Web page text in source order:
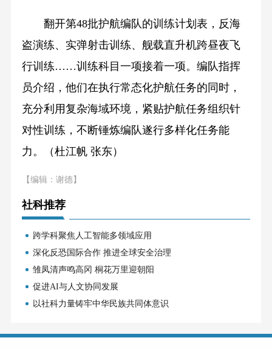
翻开第48批护航编队的训练计划表，反海
盗演练、实弹射击训练、舰载直升机跨昼夜飞
行训练……训练科目一项接着一项。编队指挥
员介绍，他们在执行常态化护航任务的同时，
充分利用复杂海域环境，紧贴护航任务组织针
对性训练，不断锤炼编队遂行多样化任务能
力。（杜江帆 张东）
【编辑：谢德】
社科推荐
跨学科聚焦人工智能多领域应用
深化反恐国际合作 推进全球安全治理
雏凤清声鸣高冈 桐花万里迎朝阳
促进AI与人文协同发展
以社科力量铸牢中华民族共同体意识